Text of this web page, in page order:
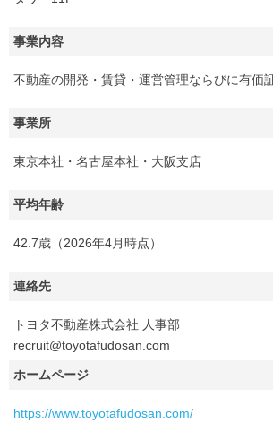
事業内容
不動産の開発・賃貸・運営管理ならびに有価
事業所
東京本社・名古屋本社・大阪支店
平均年齢
42.7歳（2026年4月時点）
連絡先
トヨタ不動産株式会社 人事部
recruit@toyotafudosan.com
ホームページ
https://www.toyotafudosan.com/